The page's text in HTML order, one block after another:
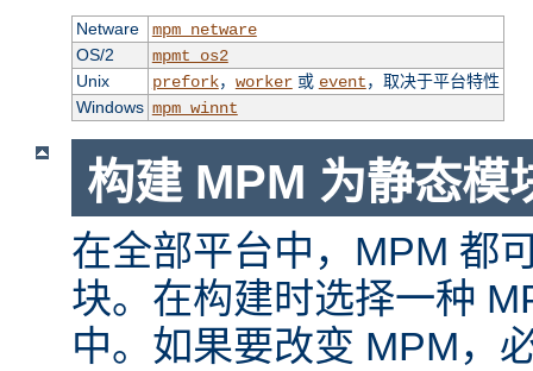
Netware
mpm_netware
OS/2
mpmt_os2
Unix
prefork， worker或 event，取决于平台特性
Windows mpm_winnt
构建 MPM 为静态模
在全部平台中，MPM 都
块。在构建时选择一种
中。如果要改变 MPM，